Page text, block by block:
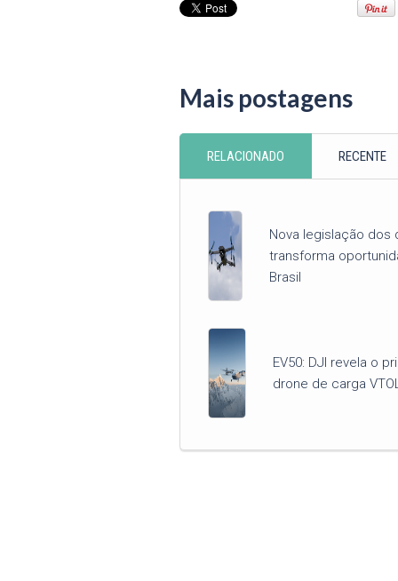
Mais postagens
RELACIONADO RECENTE
Nova legislação dos
transforma
Brasil
EV50: DJI revela o
drone de carga